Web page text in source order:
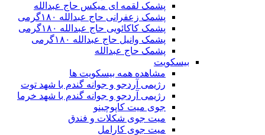
پشمک لقمه ای میکس حاج عبدالله
پشمک زعفرانی حاج عبدالله ۱۸۰گرمی
پشمک کاکائویی حاج عبدالله ۱۸۰گرمی
پشمک وانیل حاج عبدالله ۱۸۰گرمی
پشمک حاج عبدالله
بیسکویت
مشاهده همه بیسکویت ها
رژیمی آردجو و جوانه گندم با شهد توت
رژیمی آردجو و جوانه گندم با شهد خرما
جوی میت کاپوچینو
میت جوی شکلات و فندق
میت جوی کارامل